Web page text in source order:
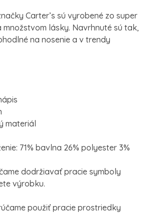
Carter’s sú vyrobené zo super
lásky. Navrhnuté sú tak,
na nosenie a v trendy
materiál
71% bavlna 26% polyester 3%
dodržiavať pracie symboly
výrobku.
použiť pracie prostriedky